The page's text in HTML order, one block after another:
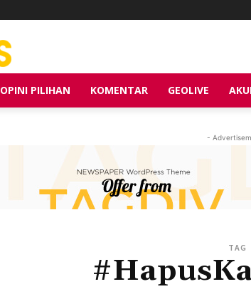
OPINI PILIHAN KOMENTAR GEOLIVE
-
TAG